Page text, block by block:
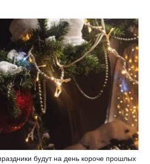
будут на день короче прошлых